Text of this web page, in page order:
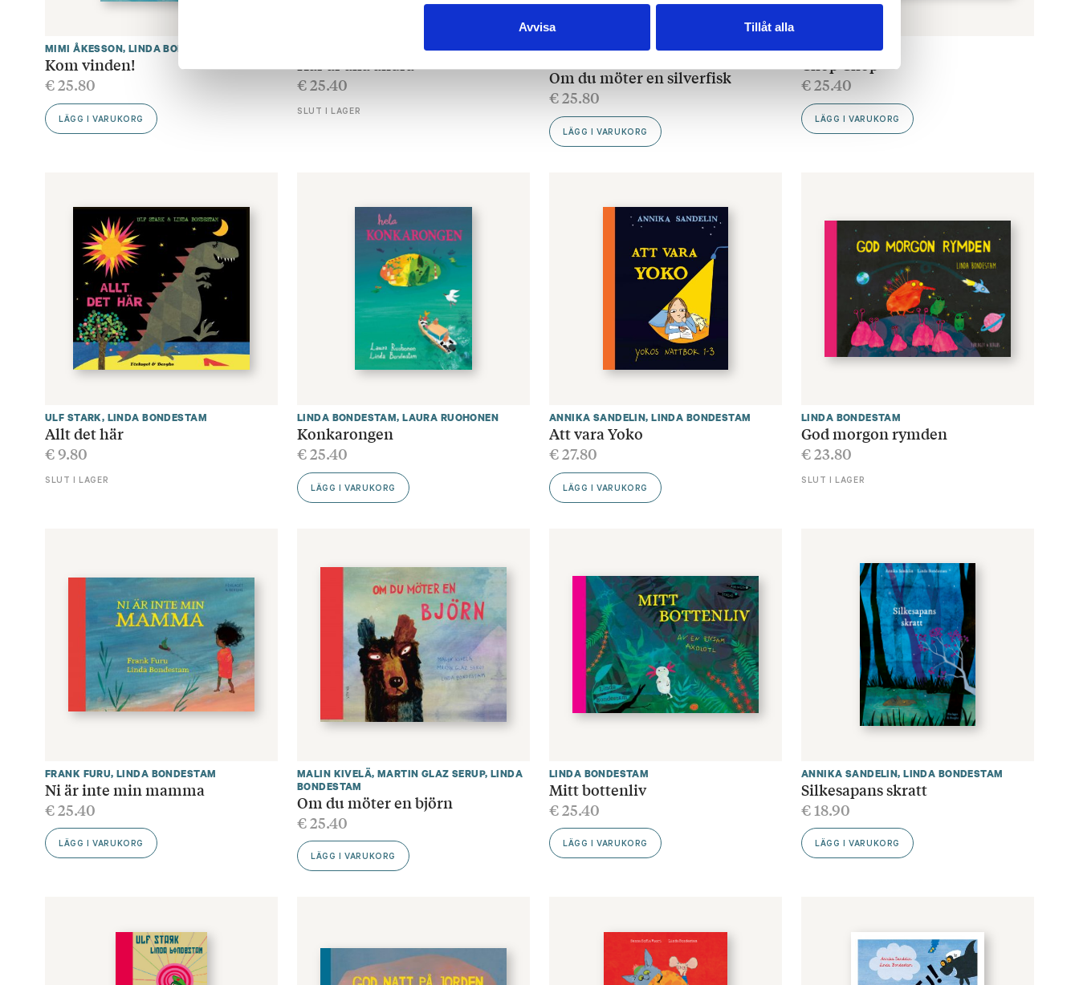
Avvisa Tillåt alla
MIMI ÅKESSON, LINDA BONDESTAM
Kom vinden!
€25.80
LÄGG I VARUKORG
LINDA BONDESTAM
Här är alla andra
€25.40
SLUT I LAGER
MALIN KIVELÄ,MARTIN GLAZ SERUP,LINDA
Om du möter en silverfisk
€25.80
LÄGG I VARUKORG
LINDA BONDESTAM
Chop Chop
€25.40
LÄGG I VARUKORG
ULF STARK, LINDA BONDESTAM
Allt det här
€9.80
SLUT I LAGER
LINDA BONDESTAM,LAURA RUOHONEN
Konkarongen
€25.40
LÄGG I VARUKORG
ANNIKA SANDELIN,LINDA BONDESTAM
Att vara Yoko
€27.80
LÄGG I VARUKORG
LINDA BONDESTAM
God morgon rymden
€23.80
SLUT I LAGER
FRANK FURU,LINDA BONDESTAM
Ni är inte min mamma
€25.40
LÄGG I VARUKORG
MALIN KIVELÄ, MARTIN GLAZ SERUP, LINDA
BONDESTAM
Om du möter en björn
€25.40
LÄGG I VARUKORG
LINDA BONDESTAM
Mitt bottenliv
€25.40
LÄGG I VARUKORG
ANNIKA SANDELIN,LINDA BONDESTAM
Silkesapans skratt
€18.90
LÄGG I VARUKORG